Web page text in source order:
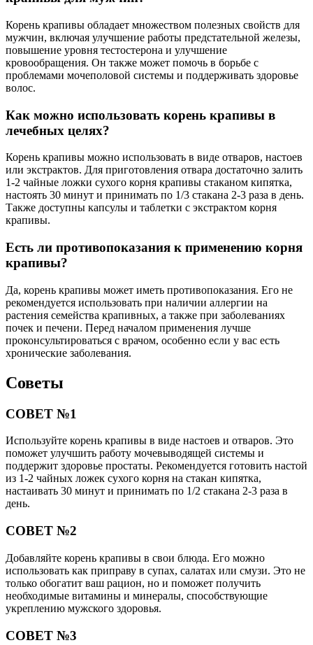
Корень крапивы обладает множеством полезных свойств для
мужчин, включая улучшение работы предстательной железы,
повышение уровня тестостерона и улучшение
кровообращения. Он также может помочь в борьбе с
проблемами мочеполовой системы и поддерживать здоровье
волос.
Как можно использовать корень крапивы в
лечебных целях?
Корень крапивы можно использовать в виде отваров, настоев
или экстрактов. Для приготовления отвара достаточно залить
1-2 чайные ложки сухого корня крапивы стаканом кипятка,
настоять 30 минут и принимать по 1/3 стакана 2-3 раза в день.
Также доступны капсулы и таблетки с экстрактом корня
крапивы.
Есть ли противопоказания к применению корня
крапивы?
Да, корень крапивы может иметь противопоказания. Его не
рекомендуется использовать при наличии аллергии на
растения семейства крапивных, а также при заболеваниях
почек и печени. Перед началом применения лучше
проконсультироваться с врачом, особенно если у вас есть
хронические заболевания.
Советы
СОВЕТ №1
Используйте корень крапивы в виде настоев и отваров. Это
поможет улучшить работу мочевыводящей системы и
поддержит здоровье простаты. Рекомендуется готовить настой
из 1-2 чайных ложек сухого корня на стакан кипятка,
настаивать 30 минут и принимать по 1/2 стакана 2-3 раза в
день.
СОВЕТ №2
Добавляйте корень крапивы в свои блюда. Его можно
использовать как приправу в супах, салатах или смузи. Это не
только обогатит ваш рацион, но и поможет получить
необходимые витамины и минералы, способствующие
укреплению мужского здоровья.
СОВЕТ №3